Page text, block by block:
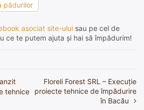
pădurilor
asociat site-ului sau pe cel de
ce te putem ajuta și hai să împădurim!
tehnice
Floreli Forest SRL – Execuție
proiecte tehnice de împădurire
în Bacău